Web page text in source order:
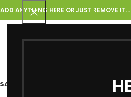
ADD ANYTHING HERE OR JUST REMOVE IT…
SƏHIFƏ ƏLAQƏ